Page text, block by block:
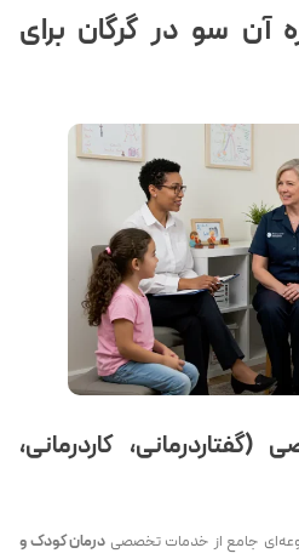
آن سو در گرگان برای
کاردرمانی،
جامع از خدمات تخصصی درمان کودک و